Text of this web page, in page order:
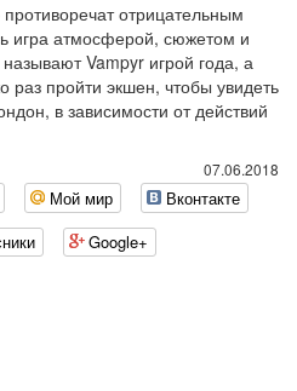
отрицательным
игра атмосферой, сюжетом и
Vampyr игрой года, а
раз пройти экшен, чтобы увидеть
в зависимости от действий
07.06.2018
Мой мир
Вконтакте
Google+